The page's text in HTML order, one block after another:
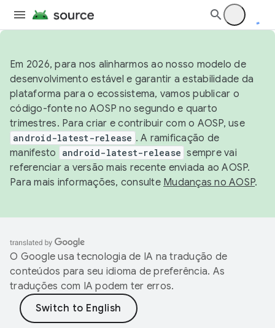
Em 2026, para nos alinharmos ao nosso modelo de
desenvolvimento estável e garantir a estabilidade da
plataforma para o ecossistema, vamos publicar o
código-fonte no AOSP no segundo e quarto
trimestres. Para criar e contribuir com o AOSP, use
android-latest-release . A ramificação de
manifesto
android-latest-release sempre vai
referenciar a versão mais recente enviada ao AOSP.
Para mais informações, consulte Mudanças no AOSP.
O Google usa tecnologia de IA na tradução de
conteúdos para seu idioma de preferência. As
traduções com IA podem ter erros.